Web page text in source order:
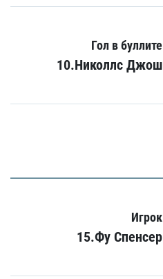
Гол в буллите
10.Николлс Джош
Игрок
15.Фу Спенсер